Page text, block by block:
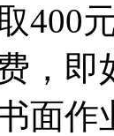
400
，即
面作